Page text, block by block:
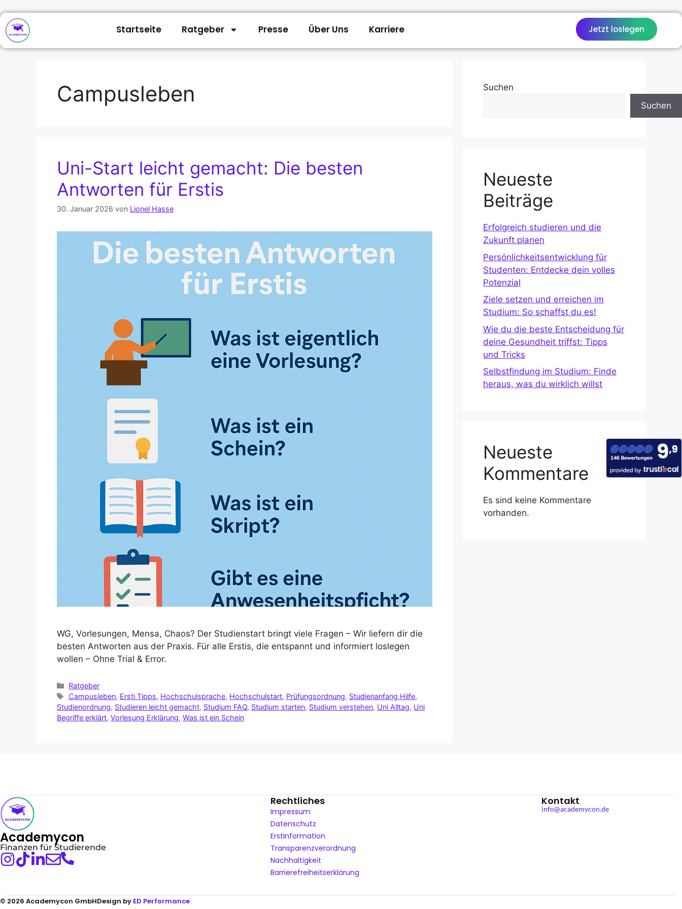
Startseite Ratgeber Presse Über Uns Karriere Jetzt loslegen
Campusleben
Uni-Start leicht gemacht: Die besten
Antworten für Erstis
30. Januar 2026 von Lionel Hasse
WG, Vorlesungen, Mensa, Chaos? Der Studienstart bringt viele Fragen – Wir liefern dir die
besten Antworten aus der Praxis. Für alle Erstis, die entspannt und informiert loslegen
wollen – Ohne Trial & Error.
Ratgeber
Campusleben, Ersti Tipps, Hochschulsprache, Hochschulstart, Prüfungsordnung, Studienanfang Hilfe,
Studienordnung, Studieren leicht gemacht, Studium FAQ, Studium starten, Studium verstehen, Uni Alltag, Uni
Begriffe erklärt, Vorlesung Erklärung, Was ist ein Schein
Suchen
Suchen
Neueste
Beiträge
Erfolgreich studieren und die
Zukunft planen
Persönlichkeitsentwicklung für
Studenten: Entdecke dein volles
Potenzial
Ziele setzen und erreichen im
Studium: So schaffst du es!
Wie du die beste Entscheidung für
deine Gesundheit triffst: Tipps
und Tricks
Selbstfindung im Studium: Finde
heraus, was du wirklich willst
Neueste
Kommentare
Es sind keine Kommentare
vorhanden.
Academycon
Finanzen für Studierende
Rechtliches
Impressum
Datenschutz
Erstinformation
Transparenzverordnung
Nachhaltigkeit
Barrierefreiheitserklärung
Kontakt
info@academycon.de
© 2026 Academycon GmbHDesign by ED Performance